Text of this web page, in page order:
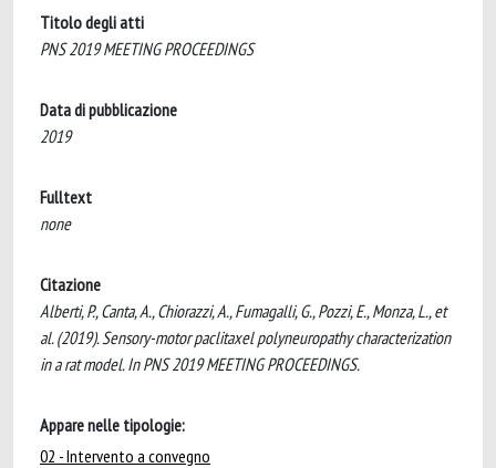
Titolo degli atti
PNS 2019 MEETING PROCEEDINGS
Data di pubblicazione
2019
Fulltext
none
Citazione
Alberti, P., Canta, A., Chiorazzi, A., Fumagalli, G., Pozzi, E., Monza, L., et
al. (2019). Sensory-motor paclitaxel polyneuropathy characterization
in a rat model. In PNS 2019 MEETING PROCEEDINGS.
Appare nelle tipologie:
02 - Intervento a convegno